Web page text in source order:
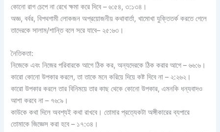
কোনো রাগ চেপে না রেখে ক্ষমা করে দিবে – ৬:৫৪, ৩:১৩৪।
অজ্ঞ, বর্বর, বিপথগামী লোকজন অপ্রয়োজনীয় কথাবার্তা, খামোখা যুক্তিতর্ক করতে গেলে
তাদেরকে সালাম/শান্তি বলে সরে যাবে– ২৫:৬৩।
নৈতিকতা:
নিজেকে এবং নিজের পরিবারকে আগে ঠিক কর, অন্যদেরকে ঠিক করার আগে – ৬৬:৬।
কারো কোনো উপকার করলে, তা তাকে মনে করিয়ে দিয়ে কষ্ট দিবে না – ২:২৬২।
কারো উপকার করলে তার বিনিময়ে তার কাছ থেকে কোনো উপকার, এমনকি ধন্যবাদও
আশা করবে না – ৭৬:৯।
কাউকে কথা দিলে অবশ্যই কথা রাখবে। তোমার প্রত্যেকটা অঙ্গীকারের ব্যপারে
তোমাকে জিজ্ঞেস করা হবে – ১৭:৩৪।